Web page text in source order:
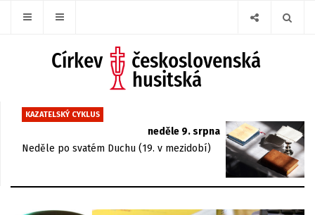
KAZATELSKÝ CYKLUS
neděle 9. srpna
Neděle po svatém Duchu (19. v mezidobí)